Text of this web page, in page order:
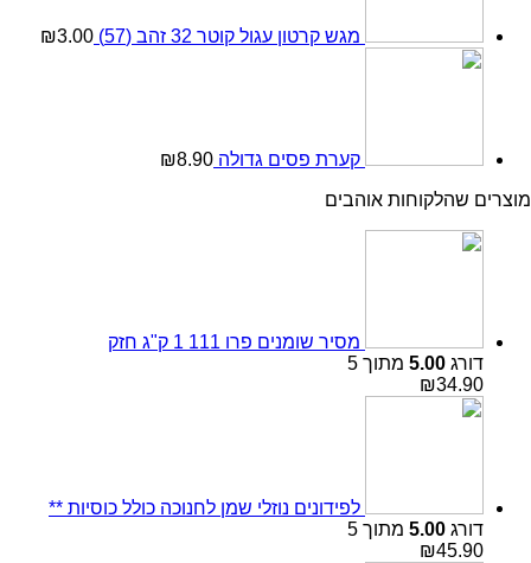
מגש קרטון עגול קוטר 32 זהב (57) ₪3.00
קערת פסים גדולה ₪8.90
מוצרים שהלקוחות אוהבים
מסיר שומנים פרו 111 1 ק"ג חזק
דורג 5.00 מתוך 5
₪34.90
לפידונים נוזלי שמן לחנוכה כולל כוסיות **
דורג 5.00 מתוך 5
₪45.90